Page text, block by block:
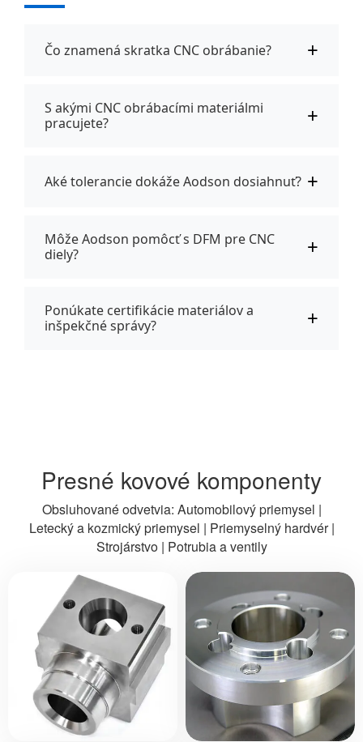
Čo znamená skratka CNC obrábanie? +
S akými CNC obrábacími materiálmi
pracujete?
+
Aké tolerancie dokáže Aodson dosiahnuť? +
Môže Aodson pomôcť s DFM pre CNC
diely?
+
Ponúkate certifikácie materiálov a
inšpekčné správy?
+
Presné kovové komponenty
Obsluhované odvetvia: Automobilový priemysel |
Letecký a kozmický priemysel | Priemyselný hardvér |
Strojárstvo | Potrubia a ventily